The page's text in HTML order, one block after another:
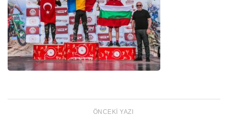
ÖNCEKI YAZI